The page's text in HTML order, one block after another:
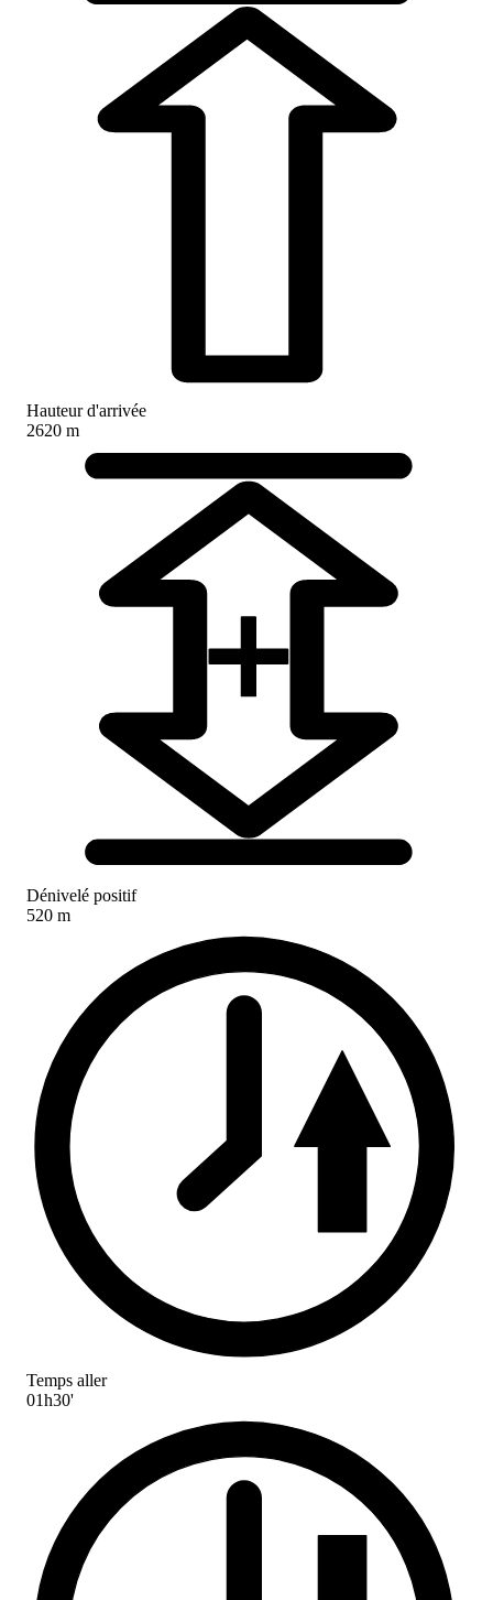
Hauteur d'arrivée
2620 m
Dénivelé positif
520 m
Temps aller
01h30'